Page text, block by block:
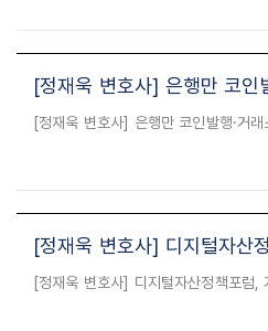
[정재욱 변호사] 은행만 코
[정재욱 변호사] 디지털자산